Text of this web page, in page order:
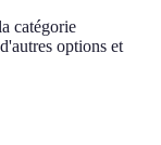
catégorie
options et